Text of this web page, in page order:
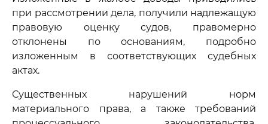
при рассмотрении дела, получили надлежащую
правовую оценку судов, правомерно
отклонены по основаниям, подробно
изложенным в соответствующих судебных
актах.
Существенных нарушений норм
материального права, а также требований